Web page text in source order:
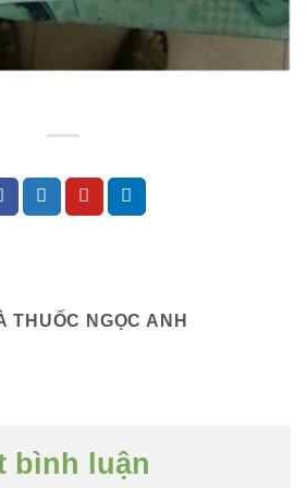
THUỐC NGỌC ANH
bình luận